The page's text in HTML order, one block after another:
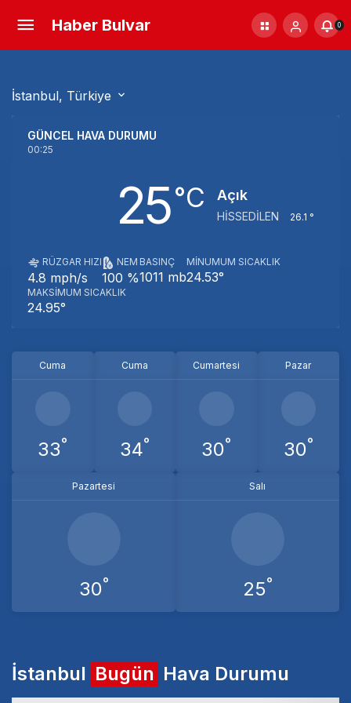
Haber Bulvar 0
İstanbul, Türkiye
GÜNCEL HAVA DURUMU
00:25
25‎°C Açık
HISSEDILEN 26.1 °
RÜZGAR HIZI
4.8 mph/s
NEM
100 %
BASINÇ
1011 mb
MINUMUM SICAKLIK
24.53°
MAKSIMUM SICAKLIK
24.95°
Cuma
33°
Cuma
34°
Cumartesi
30°
Pazar
30°
Pazartesi
30°
Salı
25°
İstanbul Bugün Hava Durumu